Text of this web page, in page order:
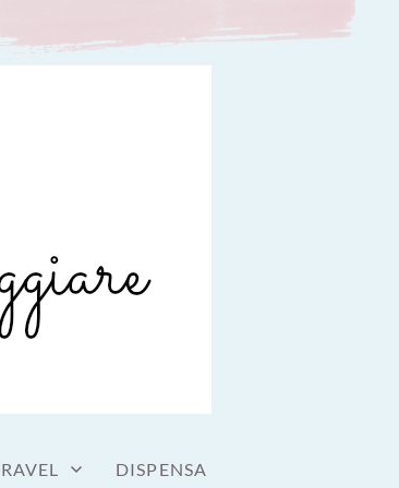
DISPENSA